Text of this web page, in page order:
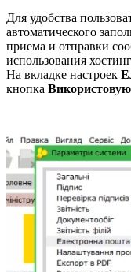
Для удобства
автоматического
приема и отправки
использования
На вкладке настроек
кнопка